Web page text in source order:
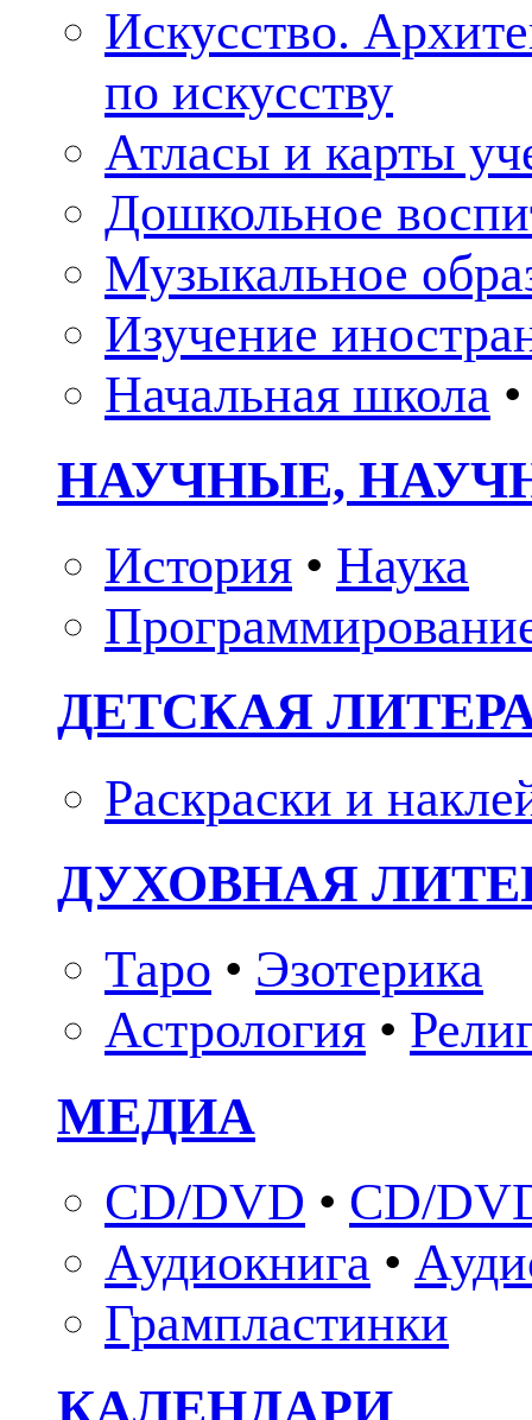
Искусство.
по искусству
Атласы и карты
Дошкольное
Музыкальное
Изучение
Начальная школа •
НАУЧНЫЕ,
История • Наука
ДЕТСКАЯ
Раскраски и
ДУХОВНАЯ
Таро • Эзотерика
Астрология •
МЕДИА
CD/DVD • CD/
Аудиокнига •
Грампластинки